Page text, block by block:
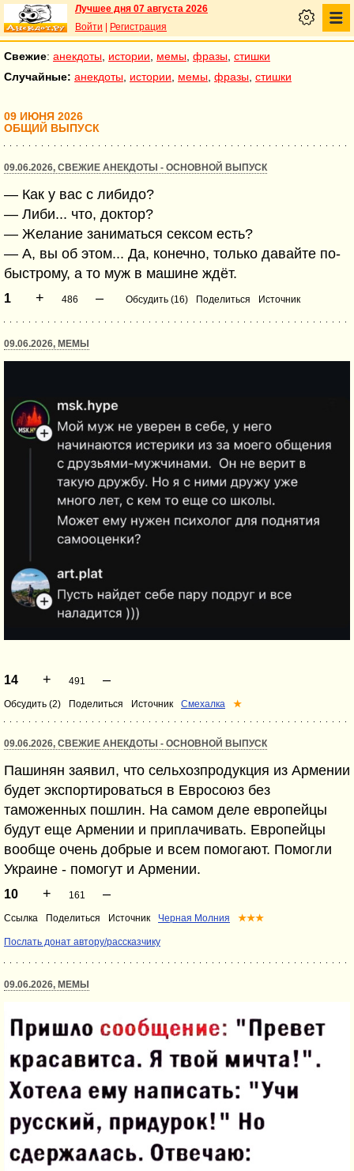
Лучшее дня 07 августа 2026
Войти
Регистрация
Свежие: анекдоты истории мемы фразы стишки
Случайные: анекдоты истории мемы фразы стишки
09 ИЮНЯ 2026
ОБЩИЙ ВЫПУСК
09.06.2026, СВЕЖИЕ АНЕКДОТЫ - ОСНОВНОЙ ВЫПУСК
— Как у вас с либидо?
— Либи... что, доктор?
— Желание заниматься сексом есть?
— А, вы об этом... Да, конечно, только давайте по-
быстрому, а то муж в машине ждёт.
1 + 486 – Обсудить (16) Поделиться Источник
09.06.2026, МЕМЫ
14 + 491 –
Обсудить (2) Поделиться Источник Смехалка ★
09.06.2026, СВЕЖИЕ АНЕКДОТЫ - ОСНОВНОЙ ВЫПУСК
Пашинян заявил, что сельхозпродукция из Армении
будет экспортироваться в Евросоюз без
таможенных пошлин. На самом деле европейцы
будут еще Армении и приплачивать. Европейцы
вообще очень добрые и всем помогают. Помогли
Украине - помогут и Армении.
10 + 161 –
Ссылка Поделиться Источник Черная Молния ★★★
Послать донат автору/рассказчику
09.06.2026, МЕМЫ